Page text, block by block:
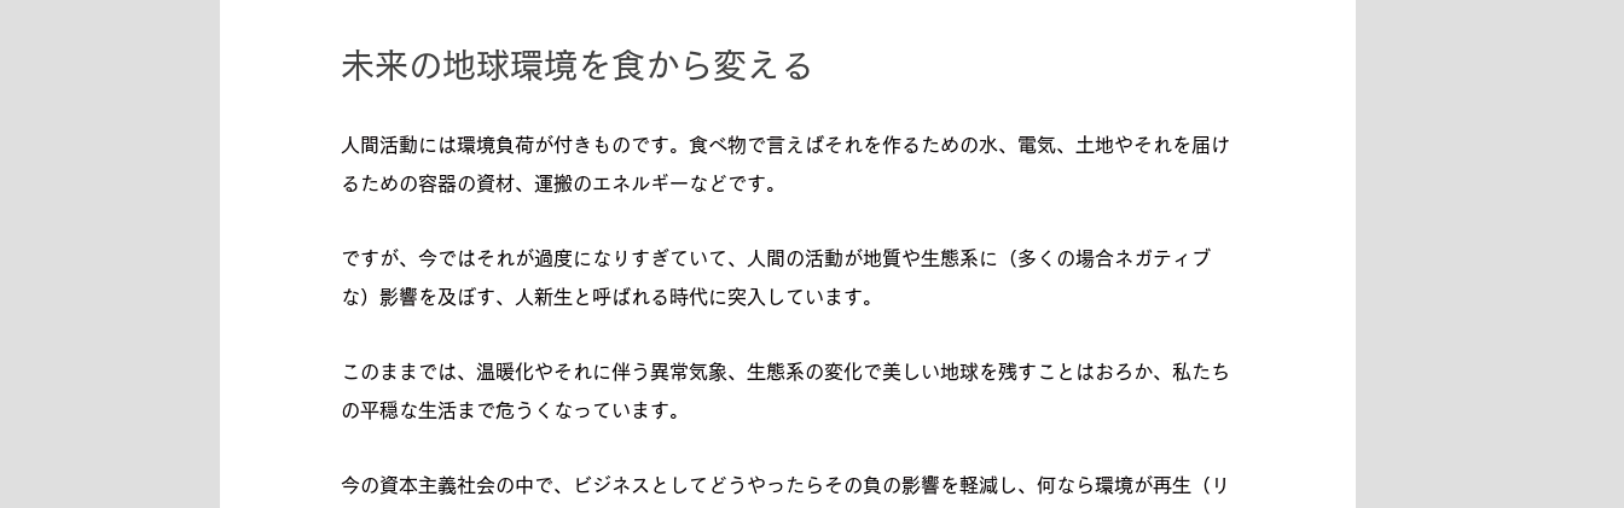
未来の地球環境を食から変える
人間活動には環境負荷が付きものです。食べ物で言えばそれを作るための水、電気、土地やそれを届け
るための容器の資材、運搬のエネルギーなどです。
ですが、今ではそれが過度になりすぎていて、人間の活動が地質や生態系に（多くの場合ネガティブ
な）影響を及ぼす、人新生と呼ばれる時代に突入しています。
このままでは、温暖化やそれに伴う異常気象、生態系の変化で美しい地球を残すことはおろか、私たち
の平穏な生活まで危うくなっています。
今の資本主義社会の中で、ビジネスとしてどうやったらその負の影響を軽減し、何なら環境が再生（リ